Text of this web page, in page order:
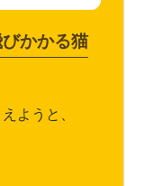
かかる猫
ようと、